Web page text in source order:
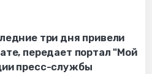
три дня привели
передает портал "Мой
пресс-службы